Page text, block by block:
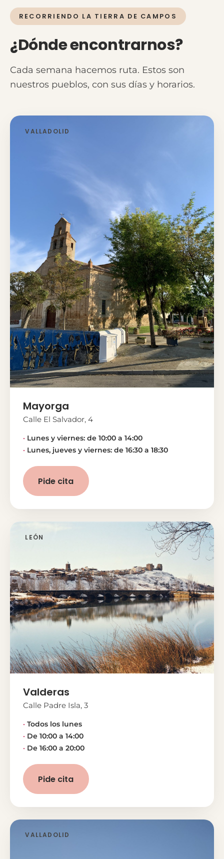
RECORRIENDO LA TIERRA DE CAMPOS
¿Dónde encontrarnos?
Cada semana hacemos ruta. Estos son
nuestros pueblos, con sus días y horarios.
VALLADOLID
Mayorga
Calle El Salvador, 4
Lunes y viernes: de 10:00 a 14:00
Lunes, jueves y viernes: de 16:30 a 18:30
Pide cita
LEÓN
Valderas
Calle Padre Isla, 3
Todos los lunes
De 10:00 a 14:00
De 16:00 a 20:00
Pide cita
VALLADOLID